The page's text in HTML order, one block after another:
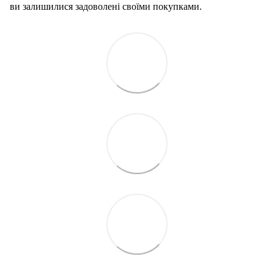
ви залишилися задоволені своїми покупками.